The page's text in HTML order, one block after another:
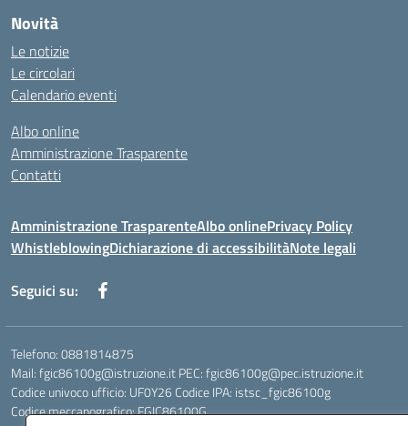
Novità
Le notizie
Le circolari
Calendario eventi
Albo online
Amministrazione Trasparente
Contatti
Amministrazione TrasparenteAlbo onlinePrivacy Policy
WhistleblowingDichiarazione di accessibilitàNote legali
Seguici su:
Telefono: 0881814875
Mail: fgic86100g@istruzione.it PEC: fgic86100g@pec.istruzione.it
Codice univoco ufficio: UF0Y26 Codice IPA: istsc_fgic86100g
Codice meccanografico: FGIC86100G